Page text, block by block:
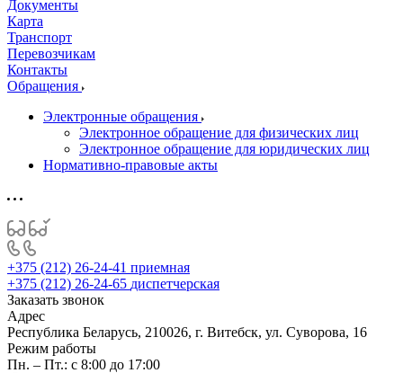
Документы
Карта
Транспорт
Перевозчикам
Контакты
Обращения
Электронные обращения
Электронное обращение для физических лиц
Электронное обращение для юридических лиц
Нормативно-правовые акты
+375 (212) 26-24-41 приемная
+375 (212) 26-24-65 диспетчерская
Заказать звонок
Адрес
Республика Беларусь, 210026, г. Витебск, ул. Суворова, 16
Режим работы
Пн. – Пт.: с 8:00 до 17:00